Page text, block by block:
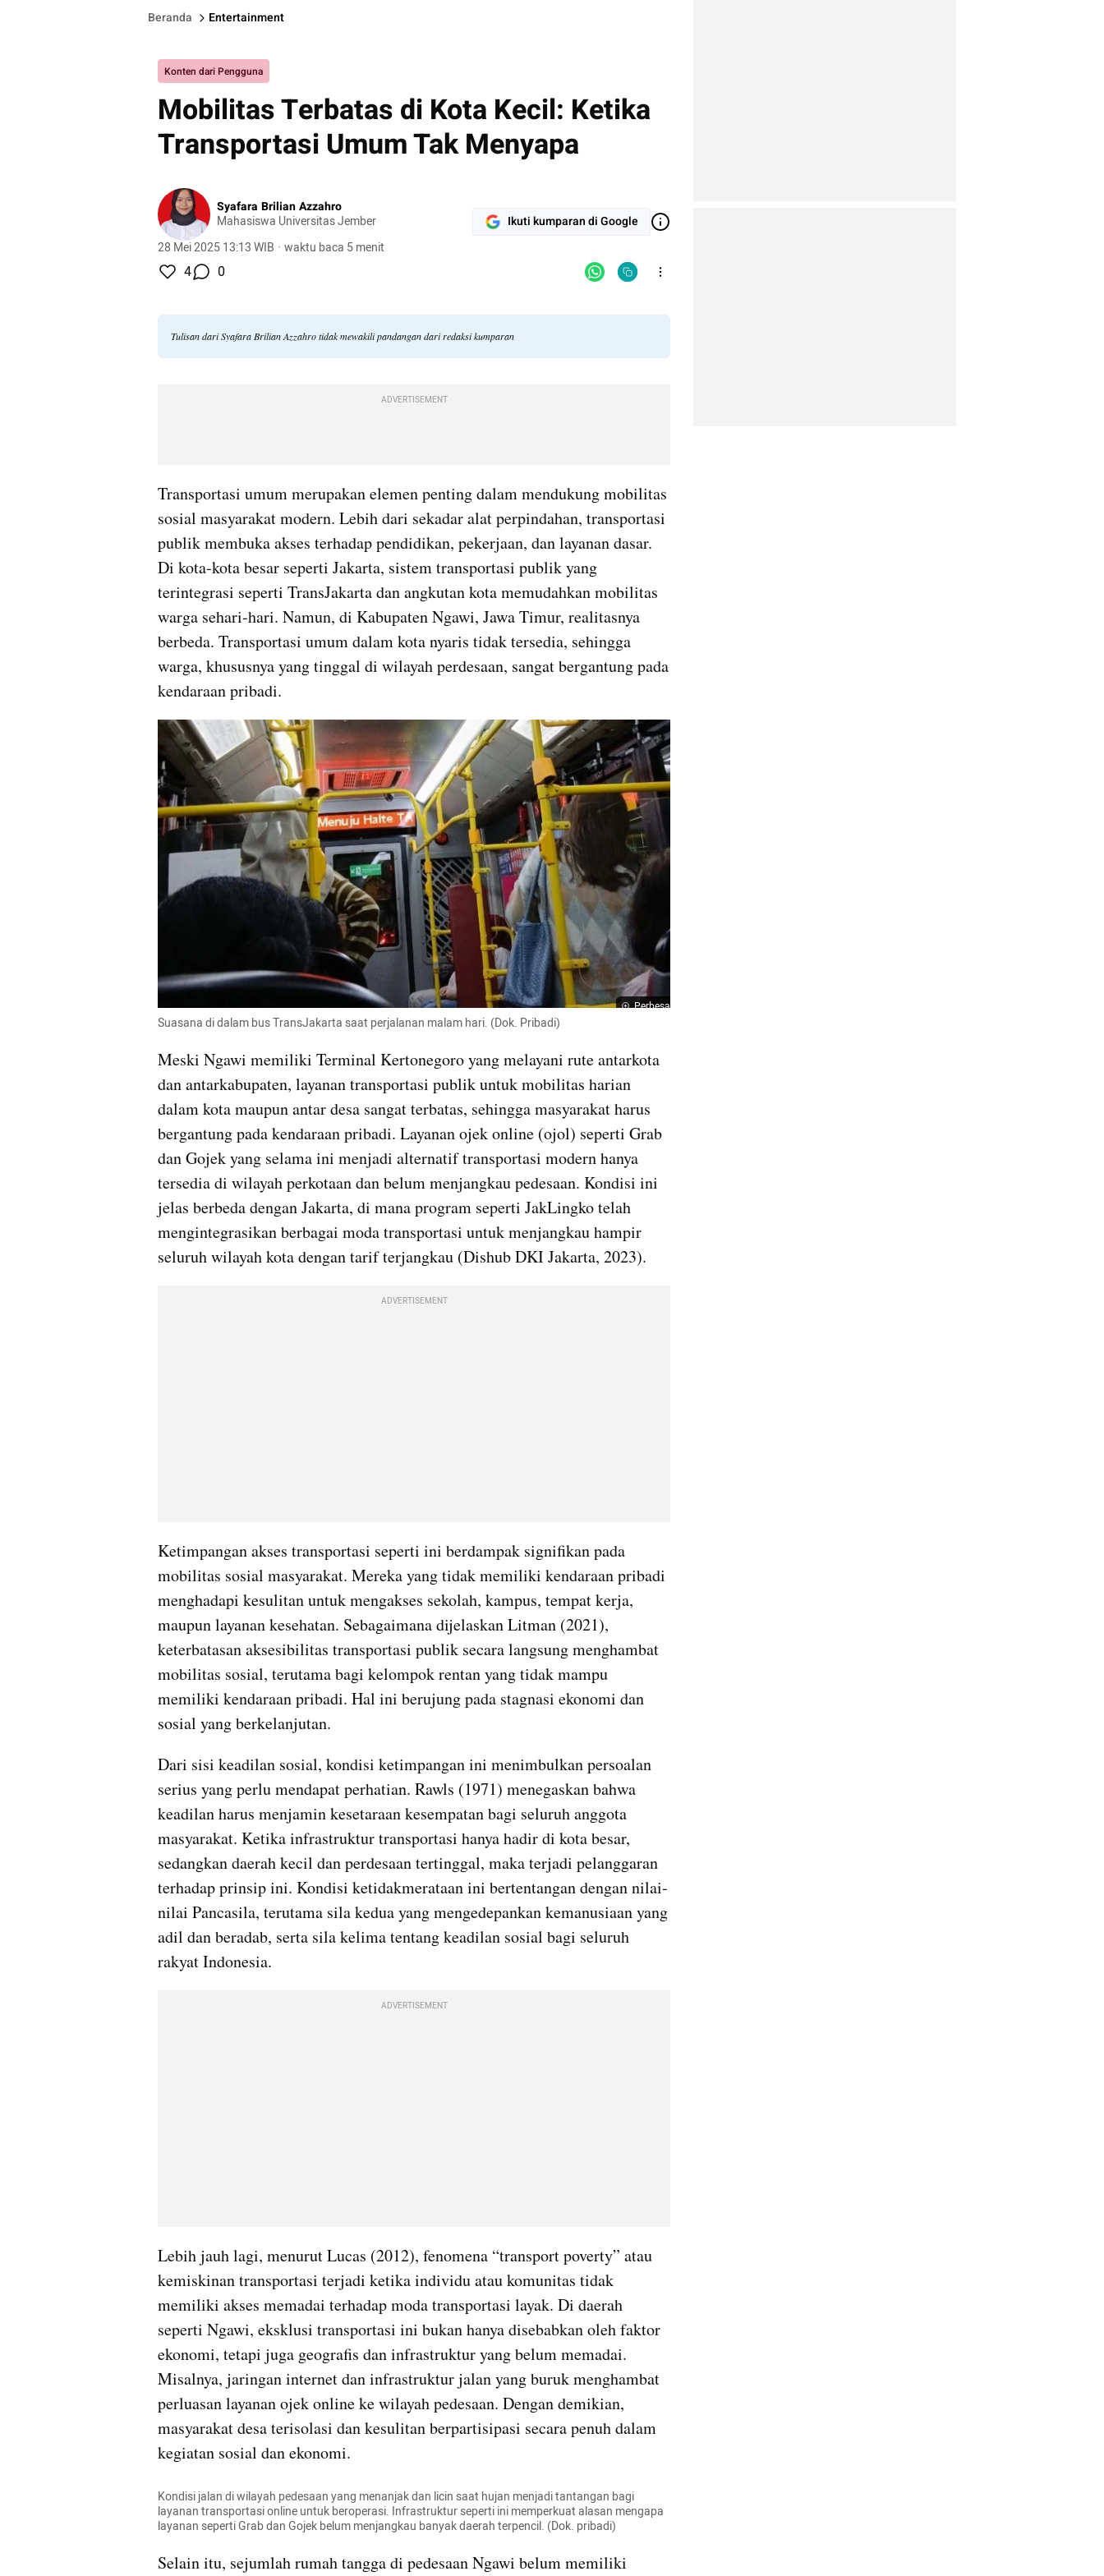
Beranda Entertainment
Konten dari Pengguna
Mobilitas Terbatas di Kota Kecil: Ketika
Transportasi Umum Tak Menyapa
Syafara Brilian Azzahro
Mahasiswa Universitas Jember
28 Mei 2025 13:13 WIB · waktu baca 5 menit
Ikuti kumparan di Google
4 0
Tulisan dari Syafara Brilian Azzahro tidak mewakili pandangan dari redaksi kumparan
ADVERTISEMENT
Transportasi umum merupakan elemen penting dalam mendukung mobilitas
sosial masyarakat modern. Lebih dari sekadar alat perpindahan, transportasi
publik membuka akses terhadap pendidikan, pekerjaan, dan layanan dasar.
Di kota-kota besar seperti Jakarta, sistem transportasi publik yang
terintegrasi seperti TransJakarta dan angkutan kota memudahkan mobilitas
warga sehari-hari. Namun, di Kabupaten Ngawi, Jawa Timur, realitasnya
berbeda. Transportasi umum dalam kota nyaris tidak tersedia, sehingga
warga, khususnya yang tinggal di wilayah perdesaan, sangat bergantung pada
kendaraan pribadi.
Perbesar
Suasana di dalam bus TransJakarta saat perjalanan malam hari. (Dok. Pribadi)
Meski Ngawi memiliki Terminal Kertonegoro yang melayani rute antarkota
dan antarkabupaten, layanan transportasi publik untuk mobilitas harian
dalam kota maupun antar desa sangat terbatas, sehingga masyarakat harus
bergantung pada kendaraan pribadi. Layanan ojek online (ojol) seperti Grab
dan Gojek yang selama ini menjadi alternatif transportasi modern hanya
tersedia di wilayah perkotaan dan belum menjangkau pedesaan. Kondisi ini
jelas berbeda dengan Jakarta, di mana program seperti JakLingko telah
mengintegrasikan berbagai moda transportasi untuk menjangkau hampir
seluruh wilayah kota dengan tarif terjangkau (Dishub DKI Jakarta, 2023).
ADVERTISEMENT
Ketimpangan akses transportasi seperti ini berdampak signifikan pada
mobilitas sosial masyarakat. Mereka yang tidak memiliki kendaraan pribadi
menghadapi kesulitan untuk mengakses sekolah, kampus, tempat kerja,
maupun layanan kesehatan. Sebagaimana dijelaskan Litman (2021),
keterbatasan aksesibilitas transportasi publik secara langsung menghambat
mobilitas sosial, terutama bagi kelompok rentan yang tidak mampu
memiliki kendaraan pribadi. Hal ini berujung pada stagnasi ekonomi dan
sosial yang berkelanjutan.
Dari sisi keadilan sosial, kondisi ketimpangan ini menimbulkan persoalan
serius yang perlu mendapat perhatian. Rawls (1971) menegaskan bahwa
keadilan harus menjamin kesetaraan kesempatan bagi seluruh anggota
masyarakat. Ketika infrastruktur transportasi hanya hadir di kota besar,
sedangkan daerah kecil dan perdesaan tertinggal, maka terjadi pelanggaran
terhadap prinsip ini. Kondisi ketidakmerataan ini bertentangan dengan nilai-
nilai Pancasila, terutama sila kedua yang mengedepankan kemanusiaan yang
adil dan beradab, serta sila kelima tentang keadilan sosial bagi seluruh
rakyat Indonesia.
ADVERTISEMENT
Lebih jauh lagi, menurut Lucas (2012), fenomena “transport poverty” atau
kemiskinan transportasi terjadi ketika individu atau komunitas tidak
memiliki akses memadai terhadap moda transportasi layak. Di daerah
seperti Ngawi, eksklusi transportasi ini bukan hanya disebabkan oleh faktor
ekonomi, tetapi juga geografis dan infrastruktur yang belum memadai.
Misalnya, jaringan internet dan infrastruktur jalan yang buruk menghambat
perluasan layanan ojek online ke wilayah pedesaan. Dengan demikian,
masyarakat desa terisolasi dan kesulitan berpartisipasi secara penuh dalam
kegiatan sosial dan ekonomi.
Kondisi jalan di wilayah pedesaan yang menanjak dan licin saat hujan menjadi tantangan bagi
layanan transportasi online untuk beroperasi. Infrastruktur seperti ini memperkuat alasan mengapa
layanan seperti Grab dan Gojek belum menjangkau banyak daerah terpencil. (Dok. pribadi)
Selain itu, sejumlah rumah tangga di pedesaan Ngawi belum memiliki